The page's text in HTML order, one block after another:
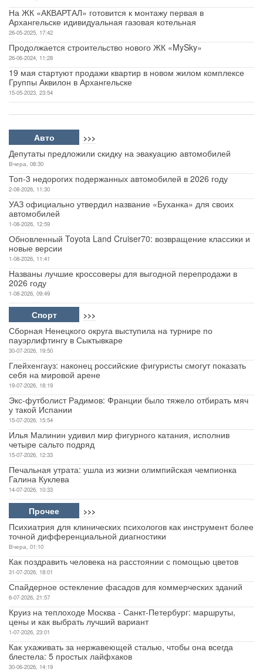
На ЖК «АКВАРТАЛ» готовится к монтажу первая в
Архангельске идивидуальная газовая котельная
26-05-2025, 17:42
Продолжается строительство нового ЖК «MySky»
26-06-2024, 11:28
19 мая стартуют продажи квартир в новом жилом комплексе
Группы Аквилон в Архангельске
15-05-2023, 23:54
Авто >>>
Депутаты предложили скидку на эвакуацию автомобилей
Вчера, 08:30
Топ-3 недорогих подержанных автомобилей в 2026 году
2-08-2026, 11:30
УАЗ официально утвердил название «Буханка» для своих
автомобилей
1-08-2026, 12:59
Обновленный Toyota Land Cruiser70: возвращение классики и
новые версии
1-08-2026, 11:41
Названы лучшие кроссоверы для выгодной перепродажи в
2026 году
1-08-2026, 09:49
Спорт >>>
Сборная Ненецкого округа выступила на турнире по
пауэрлифтингу в Сыктывкаре
30-07-2026, 19:50
Глейхенгауз: наконец российские фигуристы смогут показать
себя на мировой арене
19-07-2026, 18:19
Экс-футболист Радимов: Франции было тяжело отбирать мяч
у такой Испании
15-07-2026, 15:54
Илья Малинин удивил мир фигурного катания, исполнив
четыре сальто подряд
15-07-2026, 12:33
Печальная утрата: ушла из жизни олимпийская чемпионка
Галина Куклева
14-07-2026, 10:33
Прочее >>>
Психиатрия для клинических психологов как инструмент более
точной дифференциальной диагностики
Вчера, 01:10
Как поздравить человека на расстоянии с помощью цветов
31-07-2026, 18:01
Спайдерное остекление фасадов для коммерческих зданий
6-07-2026, 21:57
Круиз на теплоходе Москва - Санкт-Петербург: маршруты,
цены и как выбрать лучший вариант
1-07-2026, 23:01
Как ухаживать за нержавеющей сталью, чтобы она всегда
блестела: 5 простых лайфхаков
30-06-2026, 14:19